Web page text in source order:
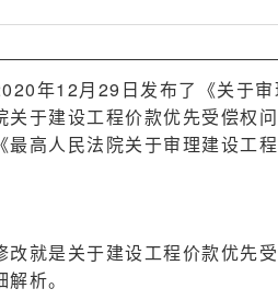
年12月29日发布了《关于
于建设工程价款优先受偿权
高人民法院关于审理建设工
就是关于建设工程价款优先
析。